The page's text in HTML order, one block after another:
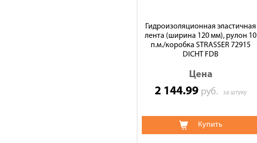
Гидроизоляционная эластичная
лента (ширина 120 мм), рулон 10
п.м./коробка STRASSER 72915
DICHT FDB
Цена
2 144.99 руб.за штуку
Купить